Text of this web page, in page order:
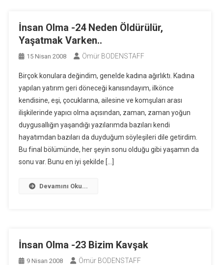
İnsan Olma -24 Neden Öldürülür,
Yaşatmak Varken..
15 Nisan 2008 Ömür BODENSTAFF
Birçok konulara değindim, genelde kadına ağırlıktı. Kadına
yapılan yatırım geri döneceği kanısındayım, ilkönce
kendisine, eşi, çocuklarına, ailesine ve komşuları arası
ilişkilerinde yapıcı olma açısından, zaman, zaman yoğun
duygusallığın yaşandığı yazılarımda bazıları kendi
hayatımdan bazıları da duyduğum söyleşileri dile getirdim.
Bu final bölümünde, her şeyin sonu olduğu gibi yaşamın da
sonu var. Bunu en iyi şekilde […]
Devamını Oku...
İnsan Olma -23 Bizim Kavşak
9 Nisan 2008 Ömür BODENSTAFF